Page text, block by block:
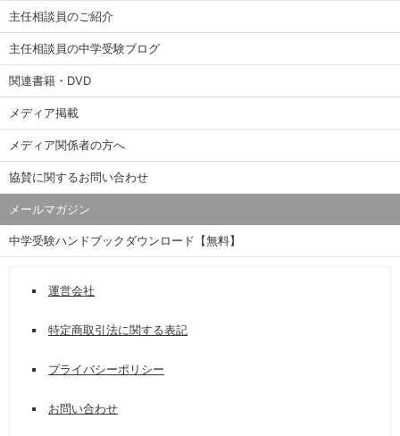
主任相談員のご紹介
主任相談員の中学受験ブログ
関連書籍・DVD
メディア掲載
メディア関係者の方へ
協賛に関するお問い合わせ
メールマガジン
中学受験ハンドブックダウンロード【無料】
運営会社
特定商取引法に関する表記
プライバシーポリシー
お問い合わせ